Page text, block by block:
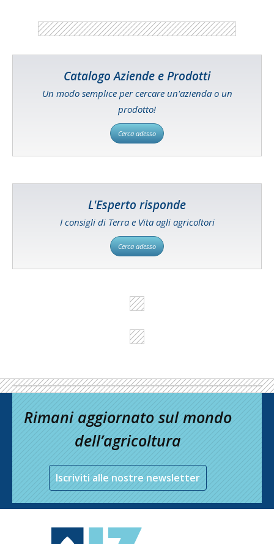
Catalogo Aziende e Prodotti
Un modo semplice per cercare un'azienda o un
prodotto!
Cerca adesso
L'Esperto risponde
I consigli di Terra e Vita agli agricoltori
Cerca adesso
Rimani aggiornato sul mondo
dell’agricoltura
Iscriviti alle nostre newsletter